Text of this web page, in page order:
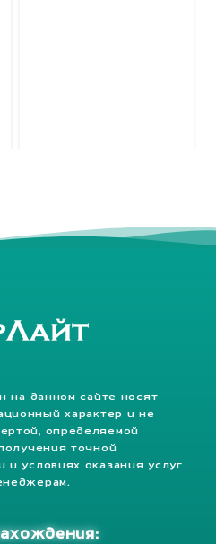
на данном сайте носят
характер и не
определяемой
точной
условиях оказания услуг